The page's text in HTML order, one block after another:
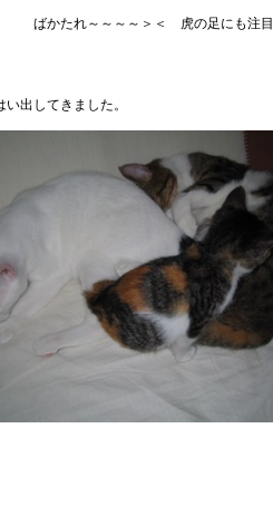
～＞＜ 虎の足にも注目！
きました。